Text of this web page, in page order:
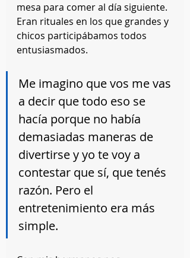
mesa para comer al día siguiente.
Eran rituales en los que grandes y
chicos participábamos todos
entusiasmados.
Me imagino que vos me vas
a decir que todo eso se
hacía porque no había
demasiadas maneras de
divertirse y yo te voy a
contestar que sí, que tenés
razón. Pero el
entretenimiento era más
simple.